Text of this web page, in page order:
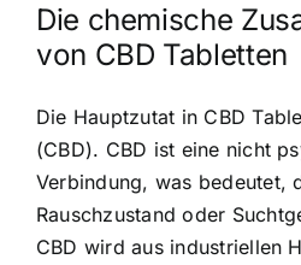
Die chemische
von CBD Tabletten
Die Hauptzutat in CBD
(CBD). CBD ist eine nicht
Verbindung, was bedeutet,
Rauschzustand oder
CBD wird aus industriellen